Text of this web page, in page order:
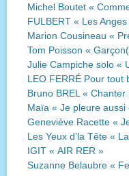
Michel Boutet «
FULBERT « Les
Marion Cousineau «
Tom Poisson «
Julie Campiche solo «
LEO FERRÉ Pour tout
Bruno BREL « Chanter
Maïa « Je pleure aussi
Geneviève Racette «
Les Yeux d’la Tête «
IGIT « AIR RER »
Suzanne Belaubre «